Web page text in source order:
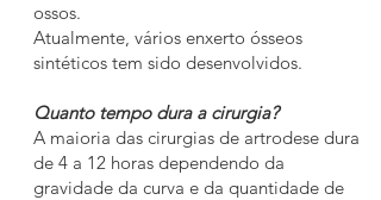
ossos.
Atualmente, vários enxerto ósseos
sintéticos tem sido desenvolvidos.
Quanto tempo dura a cirurgia?
A maioria das cirurgias de artrodese dura
de 4 a 12 horas dependendo da
gravidade da curva e da quantidade de